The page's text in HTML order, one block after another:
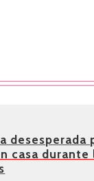
desesperada
casa durante